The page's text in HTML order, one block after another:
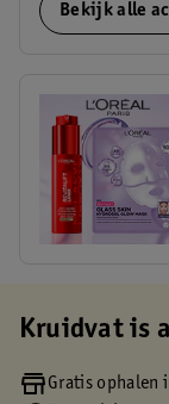
Bekijk alle
Kruidvat is
Gratis ophalen